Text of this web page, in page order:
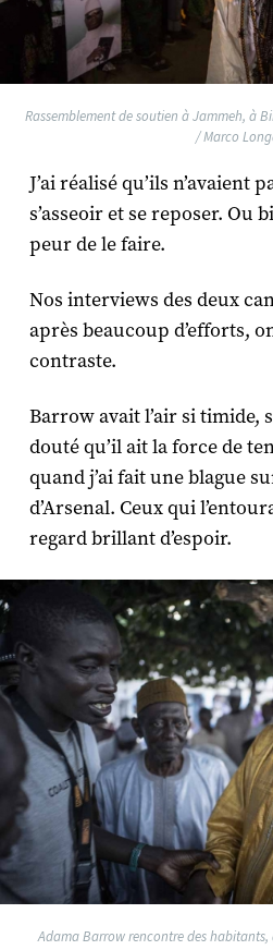
Rassemblement de soutien à Jammeh, à
/ Marco
J’ai réalisé qu’ils n’avaient
s’asseoir et se reposer. Ou
peur de le faire.
Nos interviews des deux
après beaucoup d’efforts,
contraste.
Barrow avait l’air si timide,
douté qu’il ait la force de
quand j’ai fait une blague
d’Arsenal. Ceux qui
regard brillant d’espoir.
Adama Barrow rencontre des habitants,